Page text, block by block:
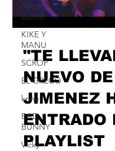
Noize
Burner
KIKE Y
MANU
SCROP
EL GRECO
knne
BAD
BUNNY
Vicky
"TE
NUEVO
JIMENEZ
ENTRADO
PLAYLIST